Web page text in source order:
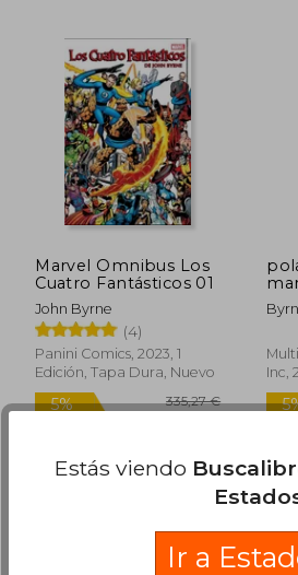
5%
dcto. 15,20 €
Marvel Omnibus Los
Cuatro Fantásticos 01
John Byrne
(4)
Panini Comics, 2023, 1
Edición, Tapa Dura, Nuevo
Inc,
Estás viendo
Ir a